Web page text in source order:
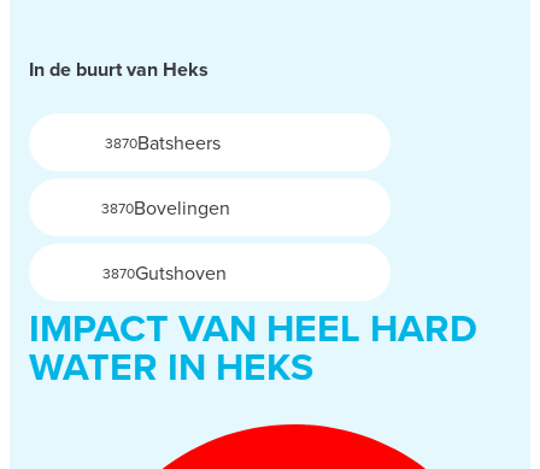
In de buurt van Heks
3870Batsheers
3870Bovelingen
3870Gutshoven
IMPACT VAN HEEL HARD
WATER IN HEKS